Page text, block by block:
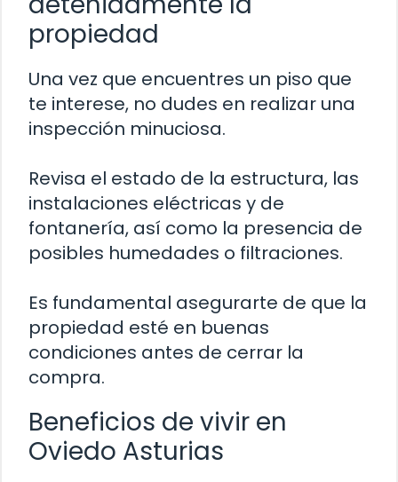
propiedad
Una vez que encuentres un piso que
te interese, no dudes en realizar una
inspección minuciosa.
Revisa el estado de la estructura, las
instalaciones eléctricas y de
fontanería, así como la presencia de
posibles humedades o filtraciones.
Es fundamental asegurarte de que la
propiedad esté en buenas
condiciones antes de cerrar la
compra.
Beneficios de vivir en
Oviedo Asturias